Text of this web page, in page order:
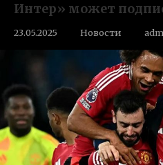
Интер» может
23.05.2025 Новости